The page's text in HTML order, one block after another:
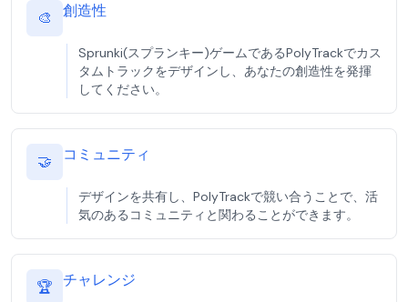
🎨 創造性
Sprunki(スプランキー)ゲームであるPolyTrackでカス
タムトラックをデザインし、あなたの創造性を発揮
してください。
🤝 コミュニティ
デザインを共有し、PolyTrackで競い合うことで、活
気のあるコミュニティと関わることができます。
🏆 チャレンジ